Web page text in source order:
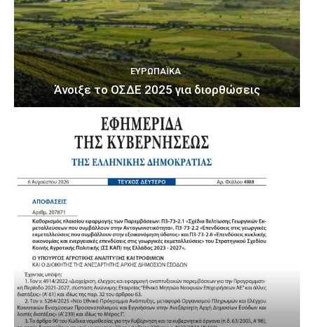
ΕΥΡΩΠΑΪΚΆ
Άνοιξε το ΟΣΔΕ 2025 για διορθώσεις